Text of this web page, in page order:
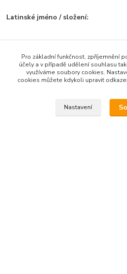
Latinské jméno / složení:
Zboží zařazeno v kategoriích
Pro základní funkčnost, zpříjemnění
účely a v případě udělení souhlasu
využíváme soubory cookies.
cookies můžete kdykoli upravit
Nastavení